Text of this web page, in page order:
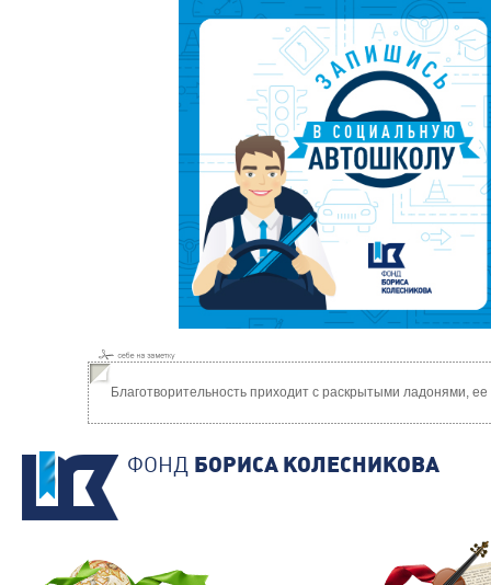
Благотворительность приходит с раскрытыми ладонями,
ФОНД БОРИСА КОЛЕСНИКОВА